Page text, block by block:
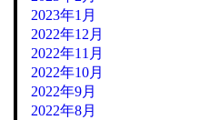
2023年1月
2022年12月
2022年11月
2022年10月
2022年9月
2022年8月